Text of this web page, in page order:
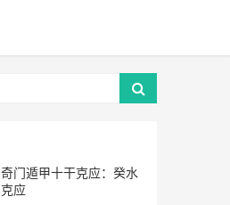
奇门遁甲十干克应：癸水
克应